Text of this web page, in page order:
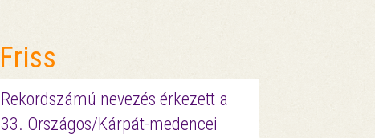
Friss
Rekordszámú nevezés érkezett a
33. Országos/Kárpát-medencei